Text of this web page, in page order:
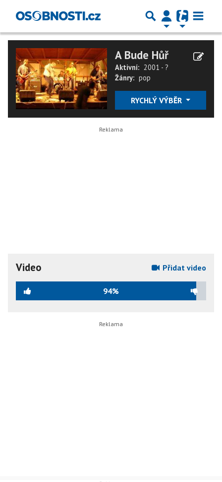
A Bude Hůř
Aktivní: 2001 - ?
Žánry: pop
RYCHLÝ VÝBĚR
Video Přidat video
94%